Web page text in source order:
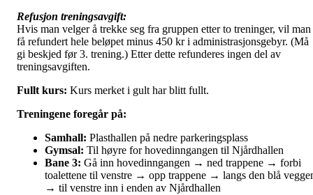
Refusjon treningsavgift:
Hvis man velger å trekke seg fra gruppen etter to treninger, vil man
få refundert hele beløpet minus 450 kr i administrasjonsgebyr. (Må
gi beskjed før 3. trening.) Etter dette refunderes ingen del av
treningsavgiften.
Fullt kurs: Kurs merket i gult har blitt fullt.
Treningene foregår på:
Samhall: Plasthallen på nedre parkeringsplass
Gymsal: Til høyre for hovedinngangen til Njårdhallen
Bane 3: Gå inn hovedinngangen → ned trappene → forbi
toalettene til venstre → opp trappene → langs den blå
→ til venstre inn i enden av Njårdhallen